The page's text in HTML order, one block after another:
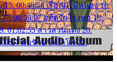
00:48:56 เรือล่มในหนอง 16.
00:56:07 อดีตรักโรงทอ 18.
01:02:55 สาวสวนแตง 20.
พบรักปากน้ำโพ 22.